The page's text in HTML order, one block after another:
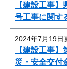
【建設工事
号工事に関す
2024年7月19日
【建設工事
災・安全交